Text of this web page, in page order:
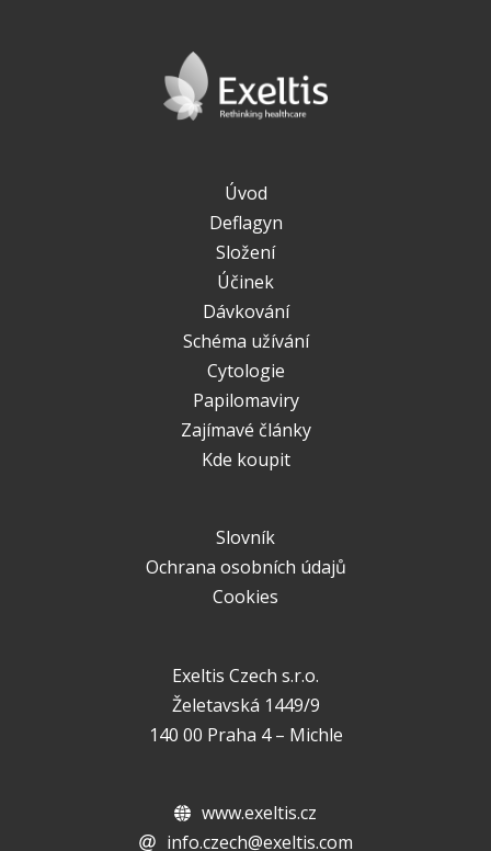
Úvod
Deflagyn
Složení
Účinek
Dávkování
Schéma užívání
Cytologie
Papilomaviry
Zajímavé články
Kde koupit
Slovník
Ochrana osobních údajů
Cookies
Exeltis Czech s.r.o.
Želetavská 1449/9
140 00 Praha 4 – Michle
www.exeltis.cz
info.czech@exeltis.com